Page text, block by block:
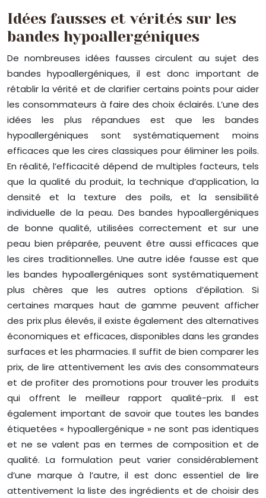
Idées fausses et vérités sur les
bandes hypoallergéniques
De nombreuses idées fausses circulent au sujet des
bandes hypoallergéniques, il est donc important de
rétablir la vérité et de clarifier certains points pour aider
les consommateurs à faire des choix éclairés. L’une des
idées les plus répandues est que les bandes
hypoallergéniques sont systématiquement moins
efficaces que les cires classiques pour éliminer les poils.
En réalité, l’efficacité dépend de multiples facteurs, tels
que la qualité du produit, la technique d’application, la
densité et la texture des poils, et la sensibilité
individuelle de la peau. Des bandes hypoallergéniques
de bonne qualité, utilisées correctement et sur une
peau bien préparée, peuvent être aussi efficaces que
les cires traditionnelles. Une autre idée fausse est que
les bandes hypoallergéniques sont systématiquement
plus chères que les autres options d’épilation. Si
certaines marques haut de gamme peuvent afficher
des prix plus élevés, il existe également des alternatives
économiques et efficaces, disponibles dans les grandes
surfaces et les pharmacies. Il suffit de bien comparer les
prix, de lire attentivement les avis des consommateurs
et de profiter des promotions pour trouver les produits
qui offrent le meilleur rapport qualité-prix. Il est
également important de savoir que toutes les bandes
étiquetées « hypoallergénique » ne sont pas identiques
et ne se valent pas en termes de composition et de
qualité. La formulation peut varier considérablement
d’une marque à l’autre, il est donc essentiel de lire
attentivement la liste des ingrédients et de choisir des